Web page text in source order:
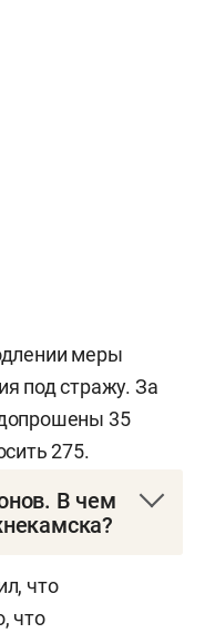
меры
под стражу. За
35
275.
В чем
3 декабря
оперативники
что
что